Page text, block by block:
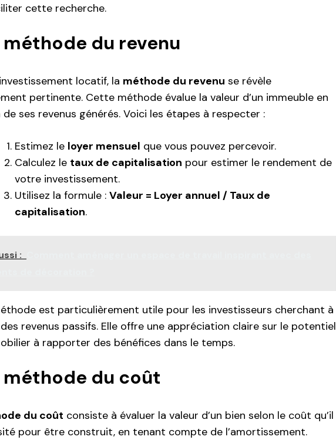
cette recherche.
méthode du revenu
locatif, la méthode du revenu se révèle
pertinente. Cette méthode évalue la valeur d’un immeuble en
ses revenus générés. Voici les étapes à respecter :
Estimez le loyer mensuel que vous pouvez percevoir.
Calculez le taux de capitalisation pour estimer le rendement de
votre investissement.
Utilisez la formule : Valeur = Loyer annuel / Taux de
capitalisation.
:
est particulièrement utile pour les investisseurs cherchant à
revenus passifs. Elle offre une appréciation claire sur le potentiel
à rapporter des bénéfices dans le temps.
méthode du coût
du coût consiste à évaluer la valeur d’un bien selon le coût qu’il
pour être construit, en tenant compte de l’amortissement.